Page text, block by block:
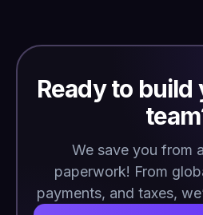
Ready to build
We save you from
paperwork! From
payments, and taxes,